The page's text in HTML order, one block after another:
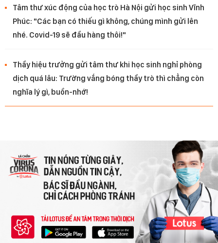
Tâm thư xúc động của học trò Hà Nội gửi học sinh Vĩnh
Phúc: "Các bạn có thiếu gì không, chúng mình gửi lên
nhé. Covid-19 sẽ đầu hàng thôi!"
Thầy hiệu trưởng gửi tâm thư khi học sinh nghỉ phòng
dịch quá lâu: Trường vắng bóng thầy trò thì chẳng còn
nghĩa lý gì, buồn-nhớ!